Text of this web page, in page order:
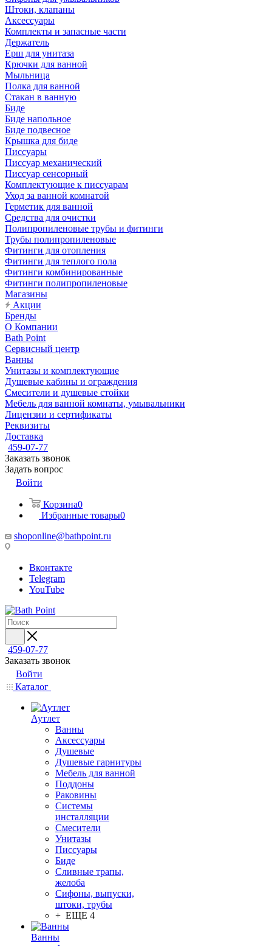
Штоки, клапаны
Аксессуары
Комплекты и запасные части
Держатель
Ерш для унитаза
Крючки для ванной
Мыльница
Полка для ванной
Стакан в ванную
Биде
Биде напольное
Биде подвесное
Крышка для биде
Писсуары
Писсуар механический
Писсуар сенсорный
Комплектующие к писсуарам
Уход за ванной комнатой
Герметик для ванной
Средства для очистки
Полипропиленовые трубы и фитинги
Трубы полипропиленовые
Фитинги для отопления
Фитинги для теплого пола
Фитинги комбинированные
Фитинги полипропиленовые
Магазины
Акции
Бренды
О Компании
Bath Point
Сервисный центр
Ванны
Унитазы и комплектующие
Душевые кабины и ограждения
Смесители и душевые стойки
Мебель для ванной комнаты, умывальники
Лицензии и сертификаты
Реквизиты
Доставка
459-07-77
Заказать звонок
Задать вопрос
Войти
Корзина0
Избранные товары0
shoponline@bathpoint.ru
Вконтакте
Telegram
YouTube
459-07-77
Заказать звонок
Войти
Каталог
Аутлет
Ванны
Аксессуары
Душевые
Душевые гарнитуры
Мебель для ванной
Поддоны
Раковины
Системы
инсталляции
Смесители
Унитазы
Писсуары
Биде
Сливные трапы,
желоба
Сифоны, выпуски,
штоки, трубы
+ ЕЩЕ 4
Ванны